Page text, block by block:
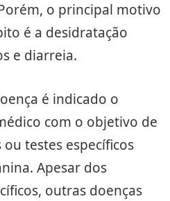
o principal motivo
é a desidratação
e diarreia.
é indicado o
com o objetivo de
testes específicos
Apesar dos
outras doenças